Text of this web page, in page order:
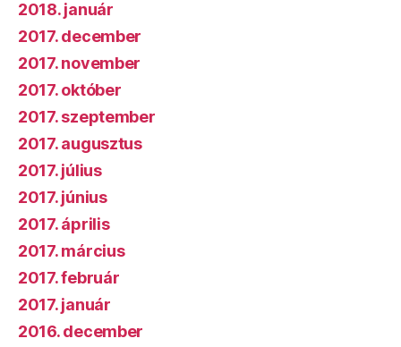
2018. január
2017. december
2017. november
2017. október
2017. szeptember
2017. augusztus
2017. július
2017. június
2017. április
2017. március
2017. február
2017. január
2016. december